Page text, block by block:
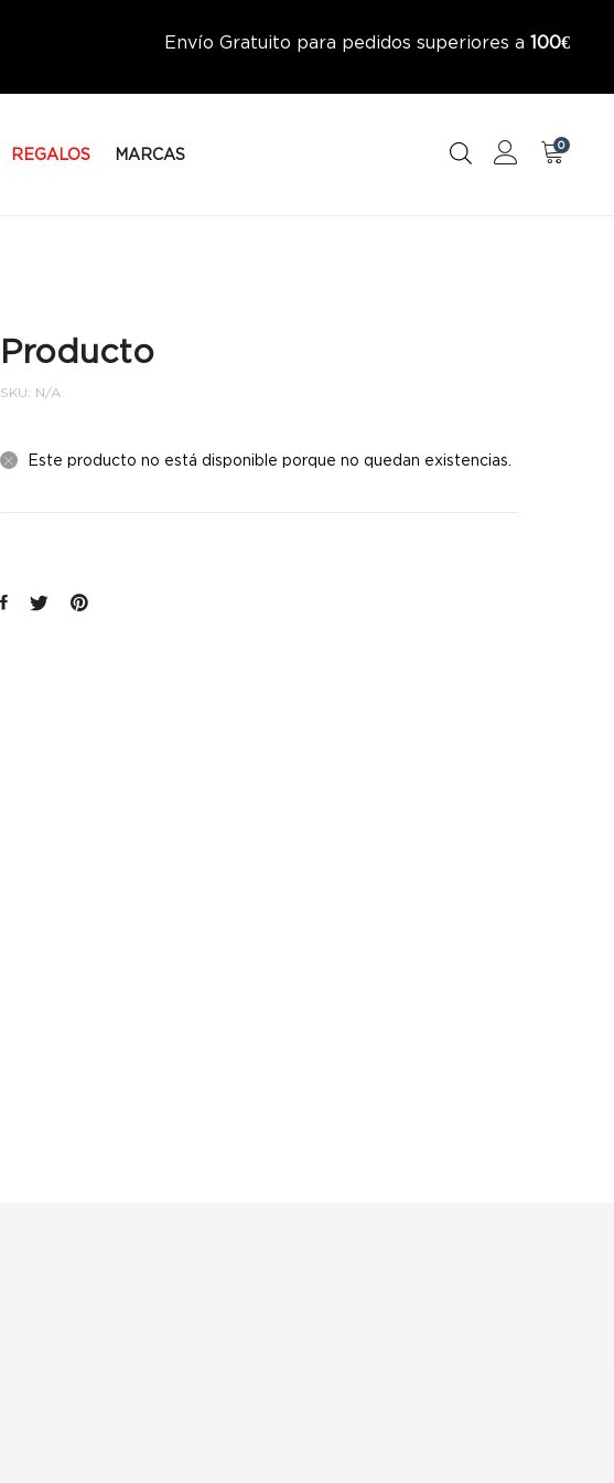
Envío Gratuito para pedidos superiores a 100€
REGALOS MARCAS
0
Producto
SKU: N/A
Este producto no está disponible porque no quedan existencias.